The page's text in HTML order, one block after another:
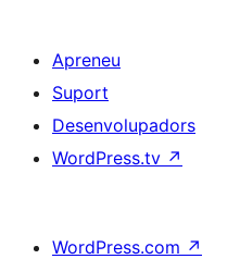
Apreneu
Suport
Desenvolupadors
WordPress.tv ↗
WordPress.com ↗